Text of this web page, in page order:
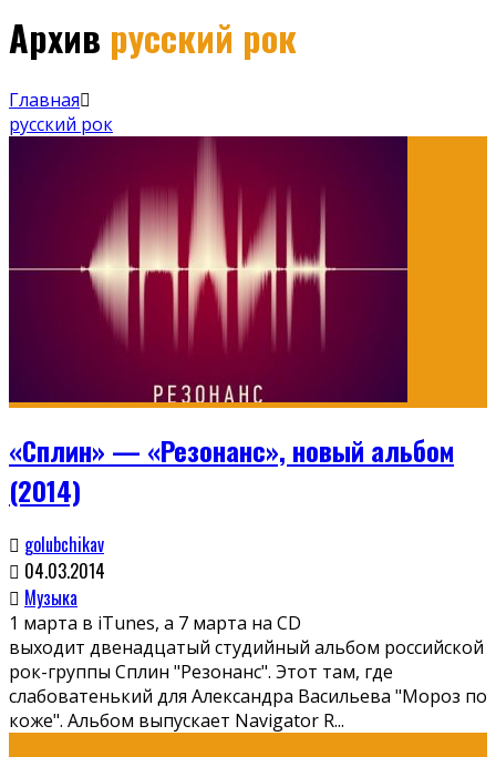
Архив русский рок
Главная
русский рок
«Сплин» — «Резонанс», новый альбом
(2014)
golubchikav
04.03.2014
Музыка
1 марта в iTunes, а 7 марта на CD
выходит двенадцатый студийный альбом российской
рок-группы Сплин "Резонанс". Этот там, где
слабоватенький для Александра Васильева "Мороз по
коже". Альбом выпускает Navigator R...